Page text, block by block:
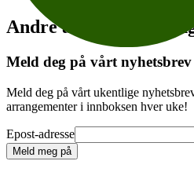
Andre anbefalte
Meld deg på vårt nyhetsbrev
Meld deg på vårt ukentlige
arrangementer i innboksen hver uke!
Epost-adresse
Meld meg på